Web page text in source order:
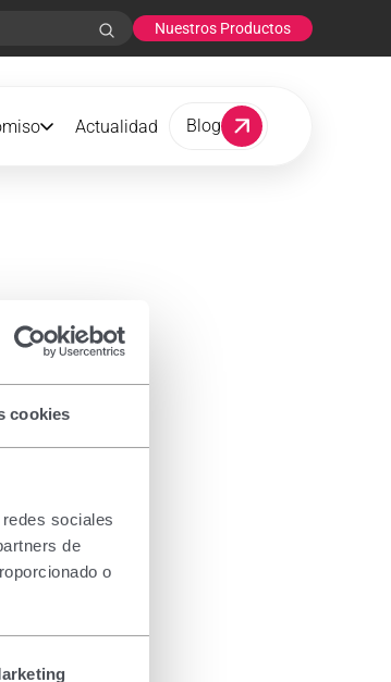
cookies
sociales
de
o
Nuestros Productos
Actualidad Blog